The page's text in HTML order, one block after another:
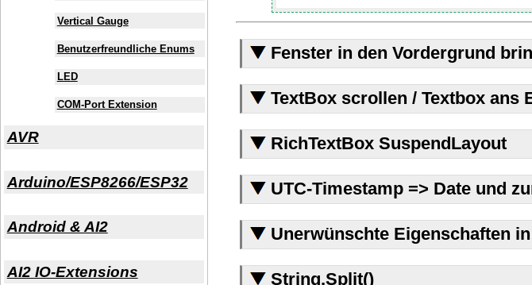
Fenster in den Vordergrund
TextBox scrollen / Textbox ans
RichTextBox SuspendLayout
UTC-Timestamp => Date und
Unerwünschte Eigenschaften
String.Split()
Vertical Gauge
Benutzerfreundliche Enums
LED
COM-Port Extension
AVR
Arduino/ESP8266/ESP32
Android & AI2
AI2 IO-Extensions